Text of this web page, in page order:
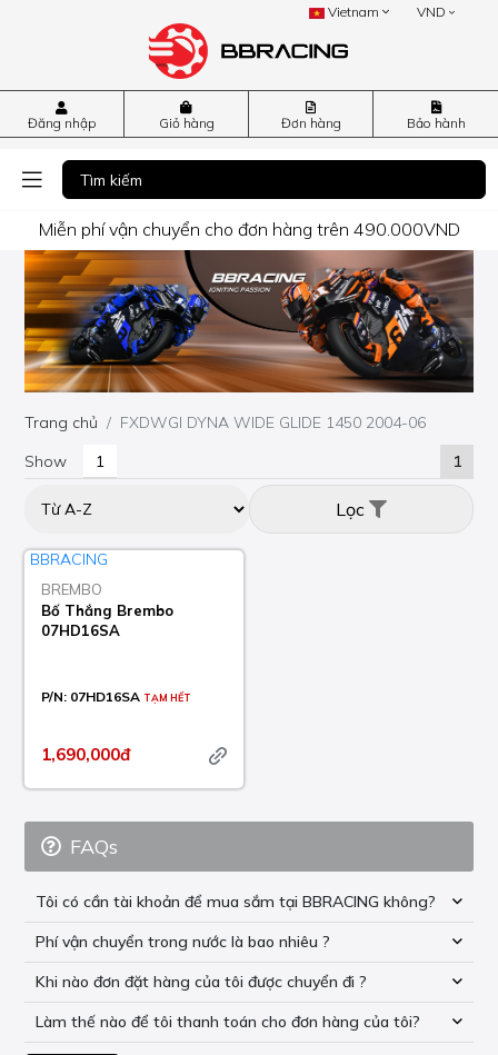
Vietnam VND
Đăng nhập Giỏ hàng Đơn hàng Bảo hành
Miễn phí vận chuyển cho đơn hàng trên 490.000VND
Trang chủ
FXDWGI DYNA WIDE GLIDE 1450 2004-06
Show
1
Lọc
BREMBO
Bố Thắng Brembo
07HD16SA
P/N: 07HD16SA TẠM HẾT
1,690,000đ
FAQs
Tôi có cần tài khoản để mua sắm tại BBRACING không?
Phí vận chuyển trong nước là bao nhiêu ?
Khi nào đơn đặt hàng của tôi được chuyển đi ?
Làm thế nào để tôi thanh toán cho đơn hàng của tôi?